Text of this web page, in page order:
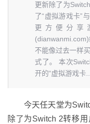
更新除了为
了“虚拟游戏卡”
更方便分享
不能像过去一样
式了。 本次
开的“虚拟游戏卡
今天任天堂为
除了为Switch 2转移